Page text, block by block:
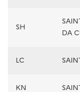
SH
DA
LC
KN